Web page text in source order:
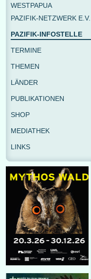
WESTPAPUA
PAZIFIK-NETZWERK E.V.
PAZIFIK-INFOSTELLE
TERMINE
THEMEN
LÄNDER
PUBLIKATIONEN
SHOP
MEDIATHEK
LINKS